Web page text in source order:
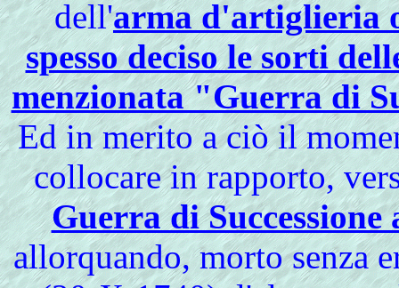
dell'arma d'artiglieria
spesso deciso le sorti
menzionata "Guerra di
Ed in merito a ciò il
collocare in rapporto,
Guerra di
allorquando, morto senza